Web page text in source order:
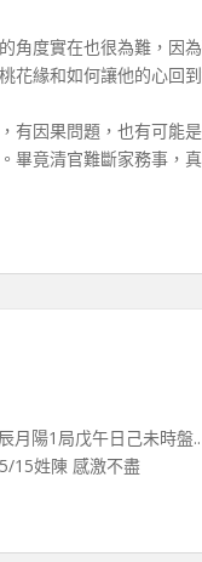
角度實在也很為難，因
花緣和如何讓他的心回
有因果問題，也有可能
畢竟清官難斷家務事，
月陽1局戊午日己未時盤..
15姓陳 感激不盡